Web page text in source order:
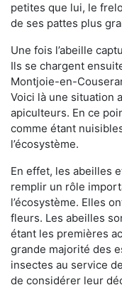
petites que lui, le
de ses pattes plus
Une fois l’abeille
Ils se chargent
Montjoie-en-
Voici là une situation
apiculteurs. En ce
comme étant
l’écosystème.
En effet, les abeilles
remplir un rôle
l’écosystème. Elles
fleurs. Les abeilles
étant les premières
grande majorité des
insectes au service
de considérer leur